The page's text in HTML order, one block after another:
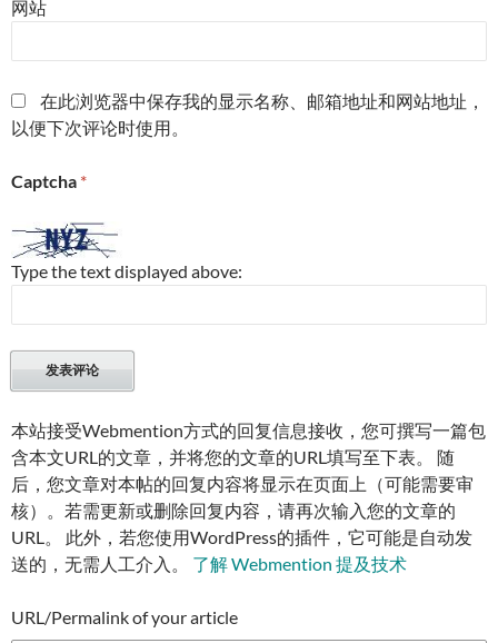
网站
在此浏览器中保存我的显示名称、邮箱地址和网站地址，
以便下次评论时使用。
Captcha *
Type the text displayed above:
本站接受Webmention方式的回复信息接收，您可撰写一篇包
含本文URL的文章，并将您的文章的URL填写至下表。 随
后，您文章对本帖的回复内容将显示在页面上（可能需要审
核）。若需更新或删除回复内容，请再次输入您的文章的
URL。 此外，若您使用WordPress的插件，它可能是自动发
送的，无需人工介入。 了解 Webmention 提及技术
URL/Permalink of your article